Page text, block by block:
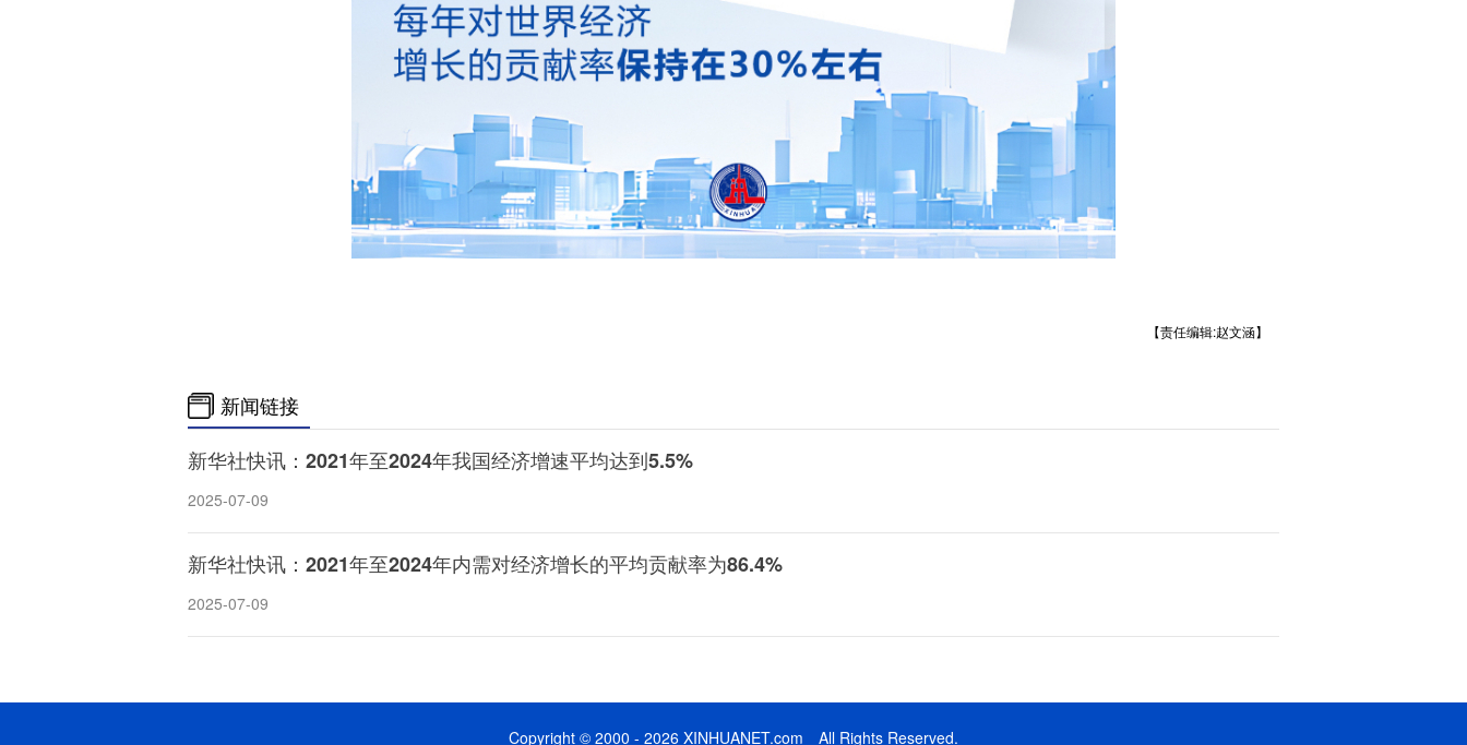
【责任编辑:赵文涵】
新闻链接
新华社快讯：2021年至2024年我国经济增速平均达到5.5%
2025-07-09
新华社快讯：2021年至2024年内需对经济增长的平均贡献率为86.4%
2025-07-09
Copyright © 2000 - 2026 XINHUANET.com All Rights Reserved.